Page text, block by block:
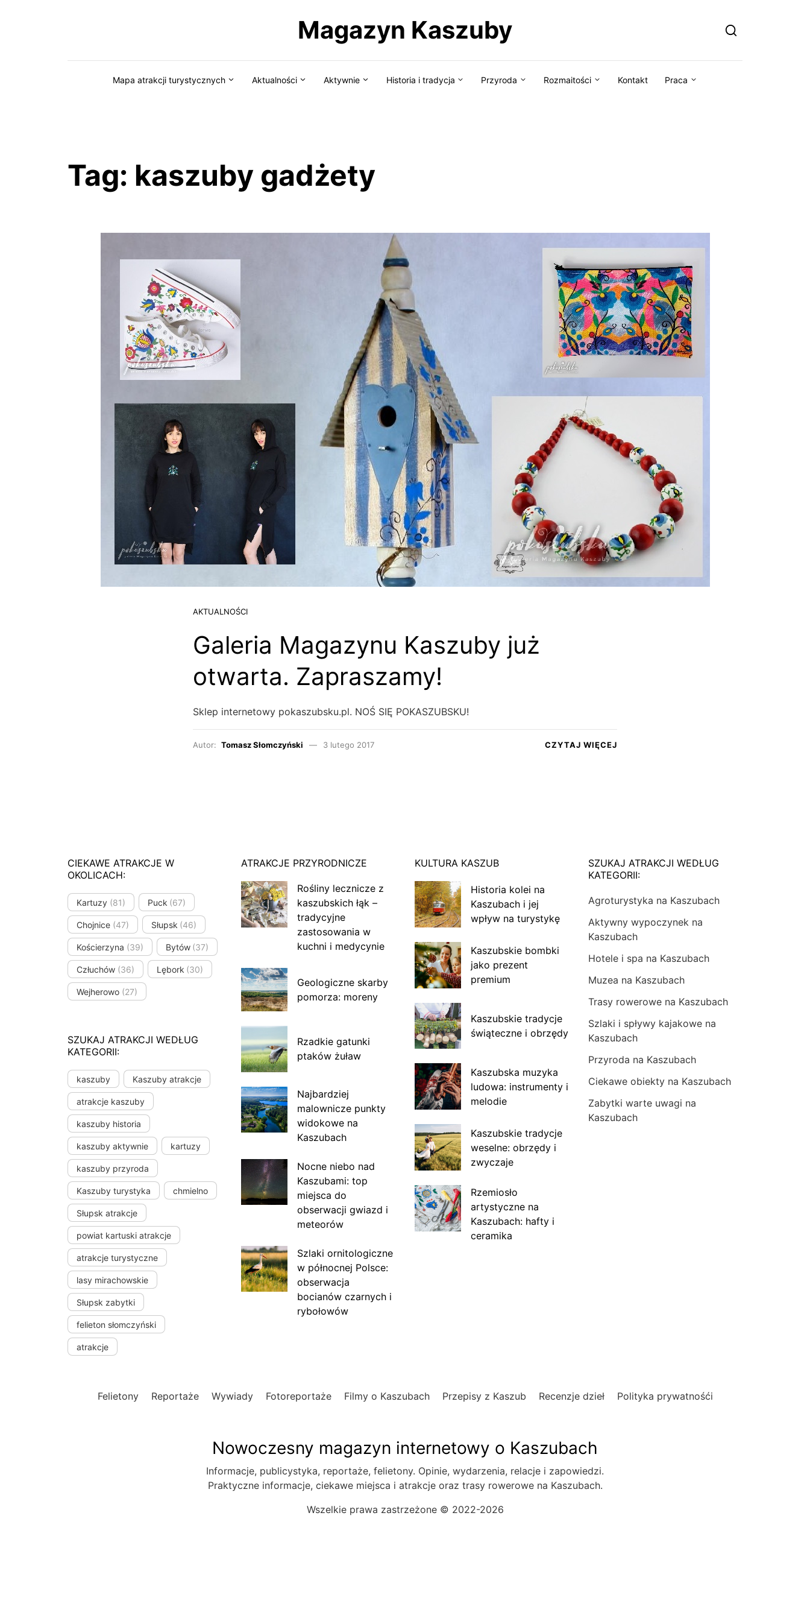
Magazyn Kaszuby
Mapa atrakcji turystycznych Aktualności Aktywnie Historia i tradycja Przyroda Rozmaitości Kontakt Praca
Tag: kaszuby gadżety
AKTUALNOŚCI
Galeria Magazynu Kaszuby już
otwarta. Zapraszamy!
Sklep internetowy pokaszubsku.pl. NOŚ SIĘ POKASZUBSKU!
Autor: Tomasz Słomczyński 3 lutego 2017 CZYTAJ WIĘCEJ
CIEKAWE ATRAKCJE W
OKOLICACH:
Kartuzy (81) Puck (67)
Chojnice (47) Słupsk (46)
Kościerzyna (39) Bytów (37)
Człuchów (36) Lębork (30)
Wejherowo (27)
SZUKAJ ATRAKCJI WEDŁUG
KATEGORII:
kaszuby Kaszuby atrakcje
atrakcje kaszuby
kaszuby historia
kaszuby aktywnie kartuzy
kaszuby przyroda
Kaszuby turystyka chmielno
Słupsk atrakcje
powiat kartuski atrakcje
atrakcje turystyczne
lasy mirachowskie
Słupsk zabytki
felieton słomczyński
atrakcje
ATRAKCJE PRZYRODNICZE
Rośliny lecznicze z
kaszubskich łąk –
tradycyjne
zastosowania w
kuchni i medycynie
Geologiczne skarby
pomorza: moreny
Rzadkie gatunki
ptaków żuław
Najbardziej
malownicze punkty
widokowe na
Kaszubach
Nocne niebo nad
Kaszubami: top
miejsca do
obserwacji gwiazd i
meteorów
Szlaki ornitologiczne
w północnej Polsce:
obserwacja
bocianów czarnych i
rybołowów
KULTURA KASZUB
Historia kolei na
Kaszubach i jej
wpływ na turystykę
Kaszubskie bombki
jako prezent
premium
Kaszubskie tradycje
świąteczne i obrzędy
Kaszubska muzyka
ludowa: instrumenty i
melodie
Kaszubskie tradycje
weselne: obrzędy i
zwyczaje
Rzemiosło
artystyczne na
Kaszubach: hafty i
ceramika
SZUKAJ ATRAKCJI WEDŁUG
KATEGORII:
Agroturystyka na Kaszubach
Aktywny wypoczynek na
Kaszubach
Hotele i spa na Kaszubach
Muzea na Kaszubach
Trasy rowerowe na Kaszubach
Szlaki i spływy kajakowe na
Kaszubach
Przyroda na Kaszubach
Ciekawe obiekty na Kaszubach
Zabytki warte uwagi na
Kaszubach
Felietony Reportaże Wywiady Fotoreportaże Filmy o Kaszubach Przepisy z Kaszub Recenzje dzieł Polityka prywatnośći
Nowoczesny magazyn internetowy o Kaszubach
Informacje, publicystyka, reportaże, felietony. Opinie, wydarzenia, relacje i zapowiedzi.
Praktyczne informacje, ciekawe miejsca i atrakcje oraz trasy rowerowe na Kaszubach.
Wszelkie prawa zastrzeżone © 2022-2026